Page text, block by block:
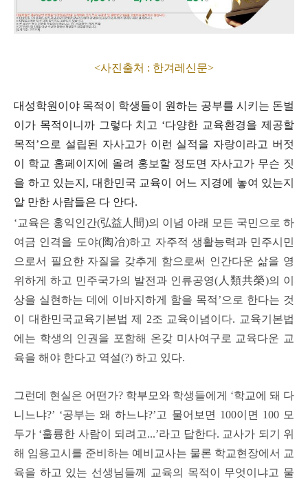
<사진출처 : 한겨레신문>
대성학원이야 목적이 학생들이 원하는 공부를 시키는 돈벌
이가 목적이니까 그렇다 치고 ‘다양한 교육환경을 제공할
목적’으로 설립된 자사고가 이런 실적을 자랑이라고 버젓
이 학교 홈페이지에 올려 홍보할 정도면 자사고가 무슨 짓
을 하고 있는지, 대한민국 교육이 어느 지경에 놓여 있는지
알 만한 사람들은 다 안다.
‘교육은 홍익인간(弘益人間)의 이념 아래 모든 국민으로 하
여금 인격을 도야(陶冶)하고 자주적 생활능력과 민주시민
으로서 필요한 자질을 갖추게 함으로써 인간다운 삶을 영
위하게 하고 민주국가의 발전과 인류공영(人類共榮)의 이
상을 실현하는 데에 이바지하게 함을 목적’으로 한다는 것
이 대한민국교육기본법 제 2조 교육이념이다. 교육기본법
에는 학생의 인권을 포함해 온갖 미사여구로 교육다운 교
육을 해야 한다고 역설(?) 하고 있다.
그런데 현실은 어떤가? 학부모와 학생들에게 ‘학교에 돼 다
니느냐?’ ‘공부는 왜 하느냐?’고 물어보면 100이면 100 모
두가 ‘훌륭한 사람이 되려고...’라고 답한다. 교사가 되기 위
해 임용고시를 준비하는 예비교사는 물론 학교현장에서 교
육을 하고 있는 선생님들께 교육의 목적이 무엇이냐고 물